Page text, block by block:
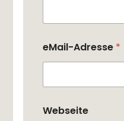
eMail-Adresse *
Webseite